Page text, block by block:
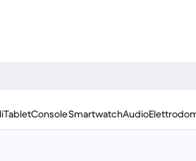
TabletConsoleSmartwatchAudio